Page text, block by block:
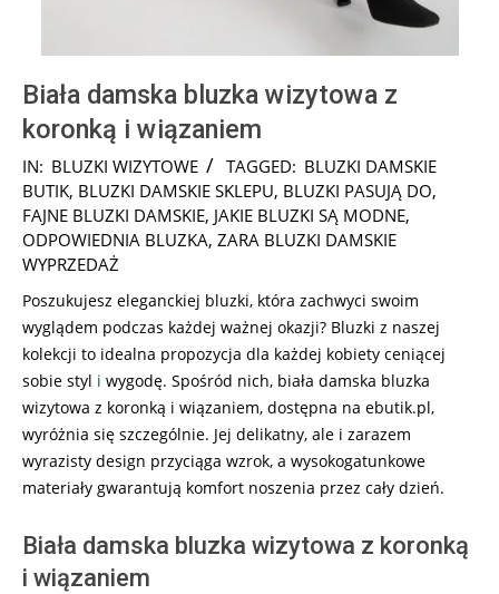
Biała damska bluzka wizytowa z
koronką i wiązaniem
2025-
06-
21
IN: BLUZKI WIZYTOWE TAGGED: BLUZKI DAMSKIE
BUTIK, BLUZKI DAMSKIE SKLEPU, BLUZKI PASUJĄ DO,
FAJNE BLUZKI DAMSKIE, JAKIE BLUZKI SĄ MODNE,
ODPOWIEDNIA BLUZKA, ZARA BLUZKI DAMSKIE
WYPRZEDAŻ
Poszukujesz eleganckiej bluzki, która zachwyci swoim
wyglądem podczas każdej ważnej okazji? Bluzki z naszej
kolekcji to idealna propozycja dla każdej kobiety ceniącej
sobie styl i wygodę. Spośród nich, biała damska bluzka
wizytowa z koronką i wiązaniem, dostępna na ebutik.pl,
wyróżnia się szczególnie. Jej delikatny, ale i zarazem
wyrazisty design przyciąga wzrok, a wysokogatunkowe
materiały gwarantują komfort noszenia przez cały dzień.
Biała damska bluzka wizytowa z koronką
i wiązaniem